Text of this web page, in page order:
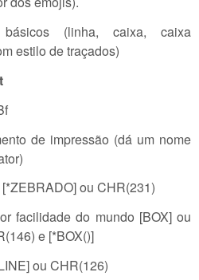
(linha, caixa, caixa
estilo de traçados)
de impressão (dá um nome
ou CHR(231)
facilidade do mundo [BOX] ou
e [*BOX()]
ou CHR(126)